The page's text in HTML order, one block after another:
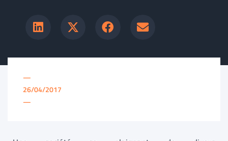
—
26/04/2017
—